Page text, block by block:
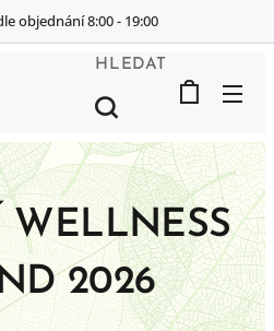
objednání 8:00 - 19:00
HLEDAT
WELLNESS
2026